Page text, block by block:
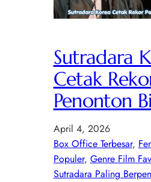
Sutradara
Cetak
Penonton
April 4, 2026
Box Office Terbesar,
Populer, Genre Film
Sutradara Paling